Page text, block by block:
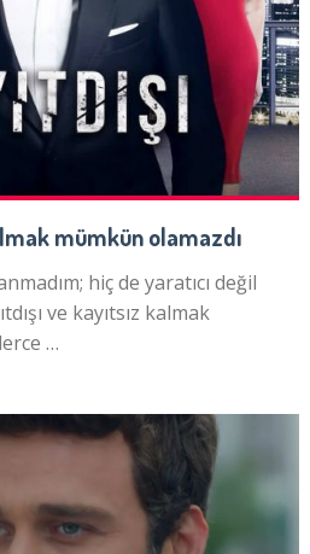
mümkün olamazdı
hiç de yaratıcı değil
ve kayıtsız kalmak
…